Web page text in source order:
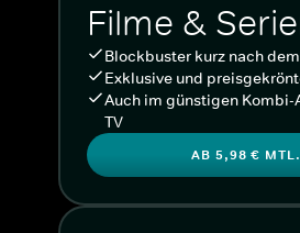
Filme &
Blockbuster kurz nach
Exklusive und
Auch im günstigen
TV
AB 5,98 € MTL.